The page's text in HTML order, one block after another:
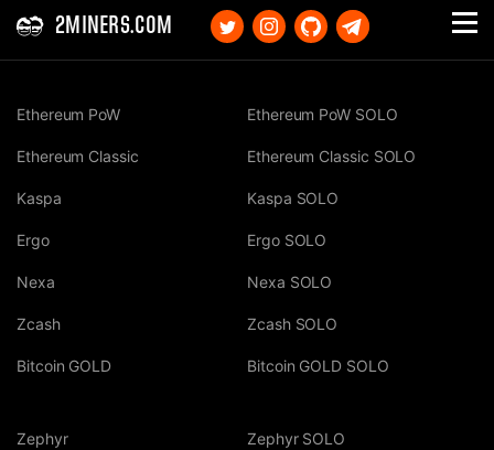
2MINERS.COM
Ethereum PoW
Ethereum Classic
Kaspa
Ergo
Nexa
Zcash
Bitcoin GOLD
Ethereum PoW SOLO
Ethereum Classic SOLO
Kaspa SOLO
Ergo SOLO
Nexa SOLO
Zcash SOLO
Bitcoin GOLD SOLO
Zephyr Zephyr SOLO